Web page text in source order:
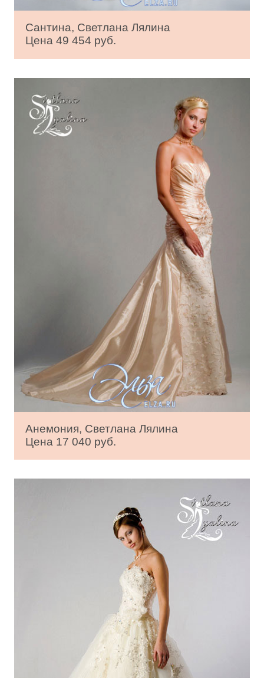
Сантина, Светлана Лялина
Цена 49 454 руб.
Анемония, Светлана Лялина
Цена 17 040 руб.